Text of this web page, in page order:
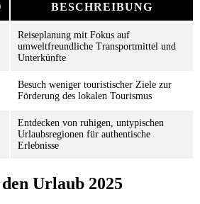
BESCHREIBUNG
Reiseplanung mit Fokus auf
umweltfreundliche Transportmittel und
Unterkünfte
Besuch weniger touristischer Ziele zur
Förderung des lokalen Tourismus
Entdecken von ruhigen, untypischen
Urlaubsregionen für authentische
Erlebnisse
Urlaub 2025